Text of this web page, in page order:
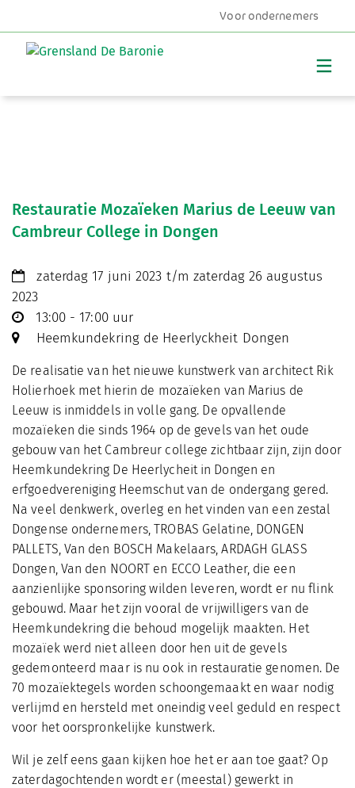
Voor ondernemers
Restauratie Mozaïeken Marius de Leeuw van
Cambreur College in Dongen
zaterdag 17 juni 2023 t/m zaterdag 26 augustus
2023
13:00 - 17:00 uur
Heemkundekring de Heerlyckheit Dongen
De realisatie van het nieuwe kunstwerk van architect Rik
Holierhoek met hierin de mozaïeken van Marius de
Leeuw is inmiddels in volle gang. De opvallende
mozaïeken die sinds 1964 op de gevels van het oude
gebouw van het Cambreur college zichtbaar zijn, zijn door
Heemkundekring De Heerlycheit in Dongen en
erfgoedvereniging Heemschut van de ondergang gered.
Na veel denkwerk, overleg en het vinden van een zestal
Dongense ondernemers, TROBAS Gelatine, DONGEN
PALLETS, Van den BOSCH Makelaars, ARDAGH GLASS
Dongen, Van den NOORT en ECCO Leather, die een
aanzienlijke sponsoring wilden leveren, wordt er nu flink
gebouwd. Maar het zijn vooral de vrijwilligers van de
Heemkundekring die behoud mogelijk maakten. Het
mozaïek werd niet alleen door hen uit de gevels
gedemonteerd maar is nu ook in restauratie genomen. De
70 mozaïektegels worden schoongemaakt en waar nodig
verlijmd en hersteld met oneindig veel geduld en respect
voor het oorspronkelijke kunstwerk.
Wil je zelf eens gaan kijken hoe het er aan toe gaat? Op
zaterdagochtenden wordt er (meestal) gewerkt in